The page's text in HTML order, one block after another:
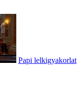
Papi lelkigyakorlat